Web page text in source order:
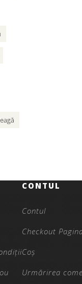
CONTUL
Contul
Checkout
Coș
Urmărirea